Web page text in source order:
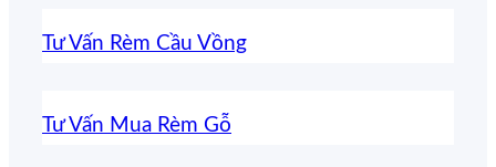
Tư Vấn Rèm Cầu Vồng
Tư Vấn Mua Rèm Gỗ